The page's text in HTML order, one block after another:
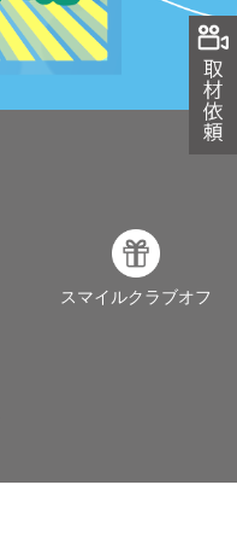
スマイルクラブオフ